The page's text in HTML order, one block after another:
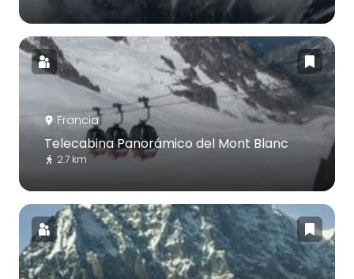
Francia
Telecabina Panorámico del Mont Blanc
2.7 km